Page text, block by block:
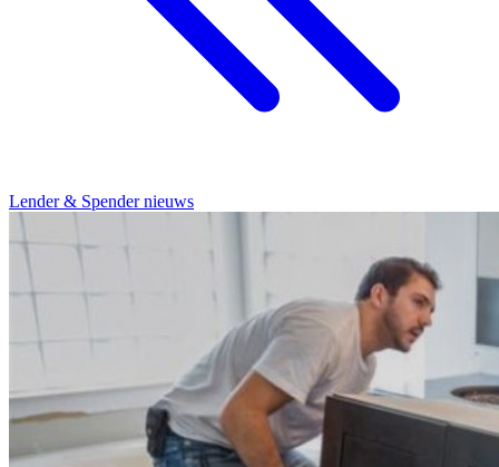
Lender & Spender nieuws